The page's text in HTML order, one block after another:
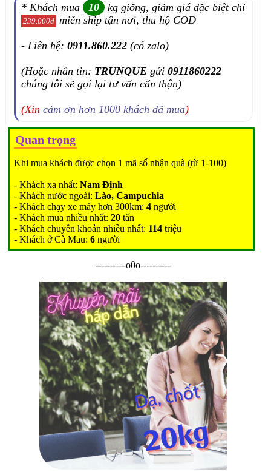
* Khách mua 10 kg giống, giảm giá đặc biệt chỉ
239.000đ miễn ship tận nơi, thu hộ COD
- Liên hệ:0911.860.222 (có zalo)
(Hoặc nhắn tin: TRUNQUE gửi0911860222
chúng tôi sẽ gọi lại tư vấn cẩn thận)
(Xincảm ơn hơn 1000 khách đã mua)
Quan trọng
Khi mua khách được chọn 1 mã số nhận quà (từ 1-100)
- Khách xa nhất:Nam Định
- Khách nước ngoài:Lào, Campuchia
- Khách chạy xe máy hơn 300km:4 người
- Khách mua nhiều nhất:20 tấn
- Khách chuyển khoản nhiều nhất: 114 triệu
- Khách ở Cà Mau:6 người
----------o0o----------